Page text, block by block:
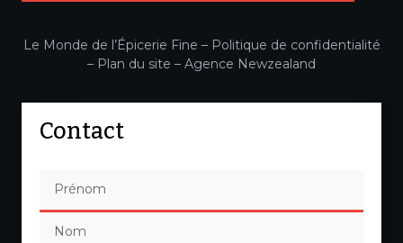
Le Monde de l’Épicerie Fine – Politique de confidentialité
– Plan du site – Agence Newzealand
Contact